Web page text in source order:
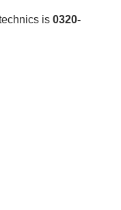
is 0320-